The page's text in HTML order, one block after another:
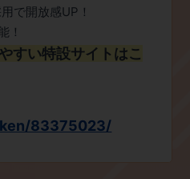
で開放感UP！
！
すい特設サイトはこ
83375023/